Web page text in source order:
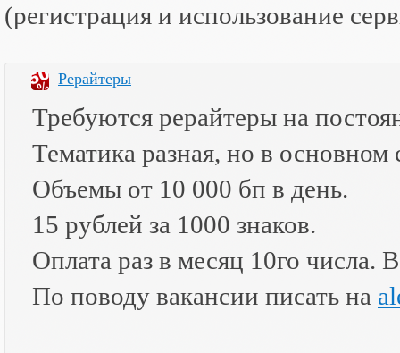
(регистрация и использование
Рерайтеры
Требуются рерайтеры на
Тематика разная, но в основном
Объемы от 10 000 бп в день.
15 рублей за 1000 знаков.
Оплата раз в месяц 10го числа.
По поводу вакансии писать на